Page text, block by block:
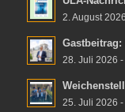
2. August
28. Juli 2026 -
25. Juli 2026 -